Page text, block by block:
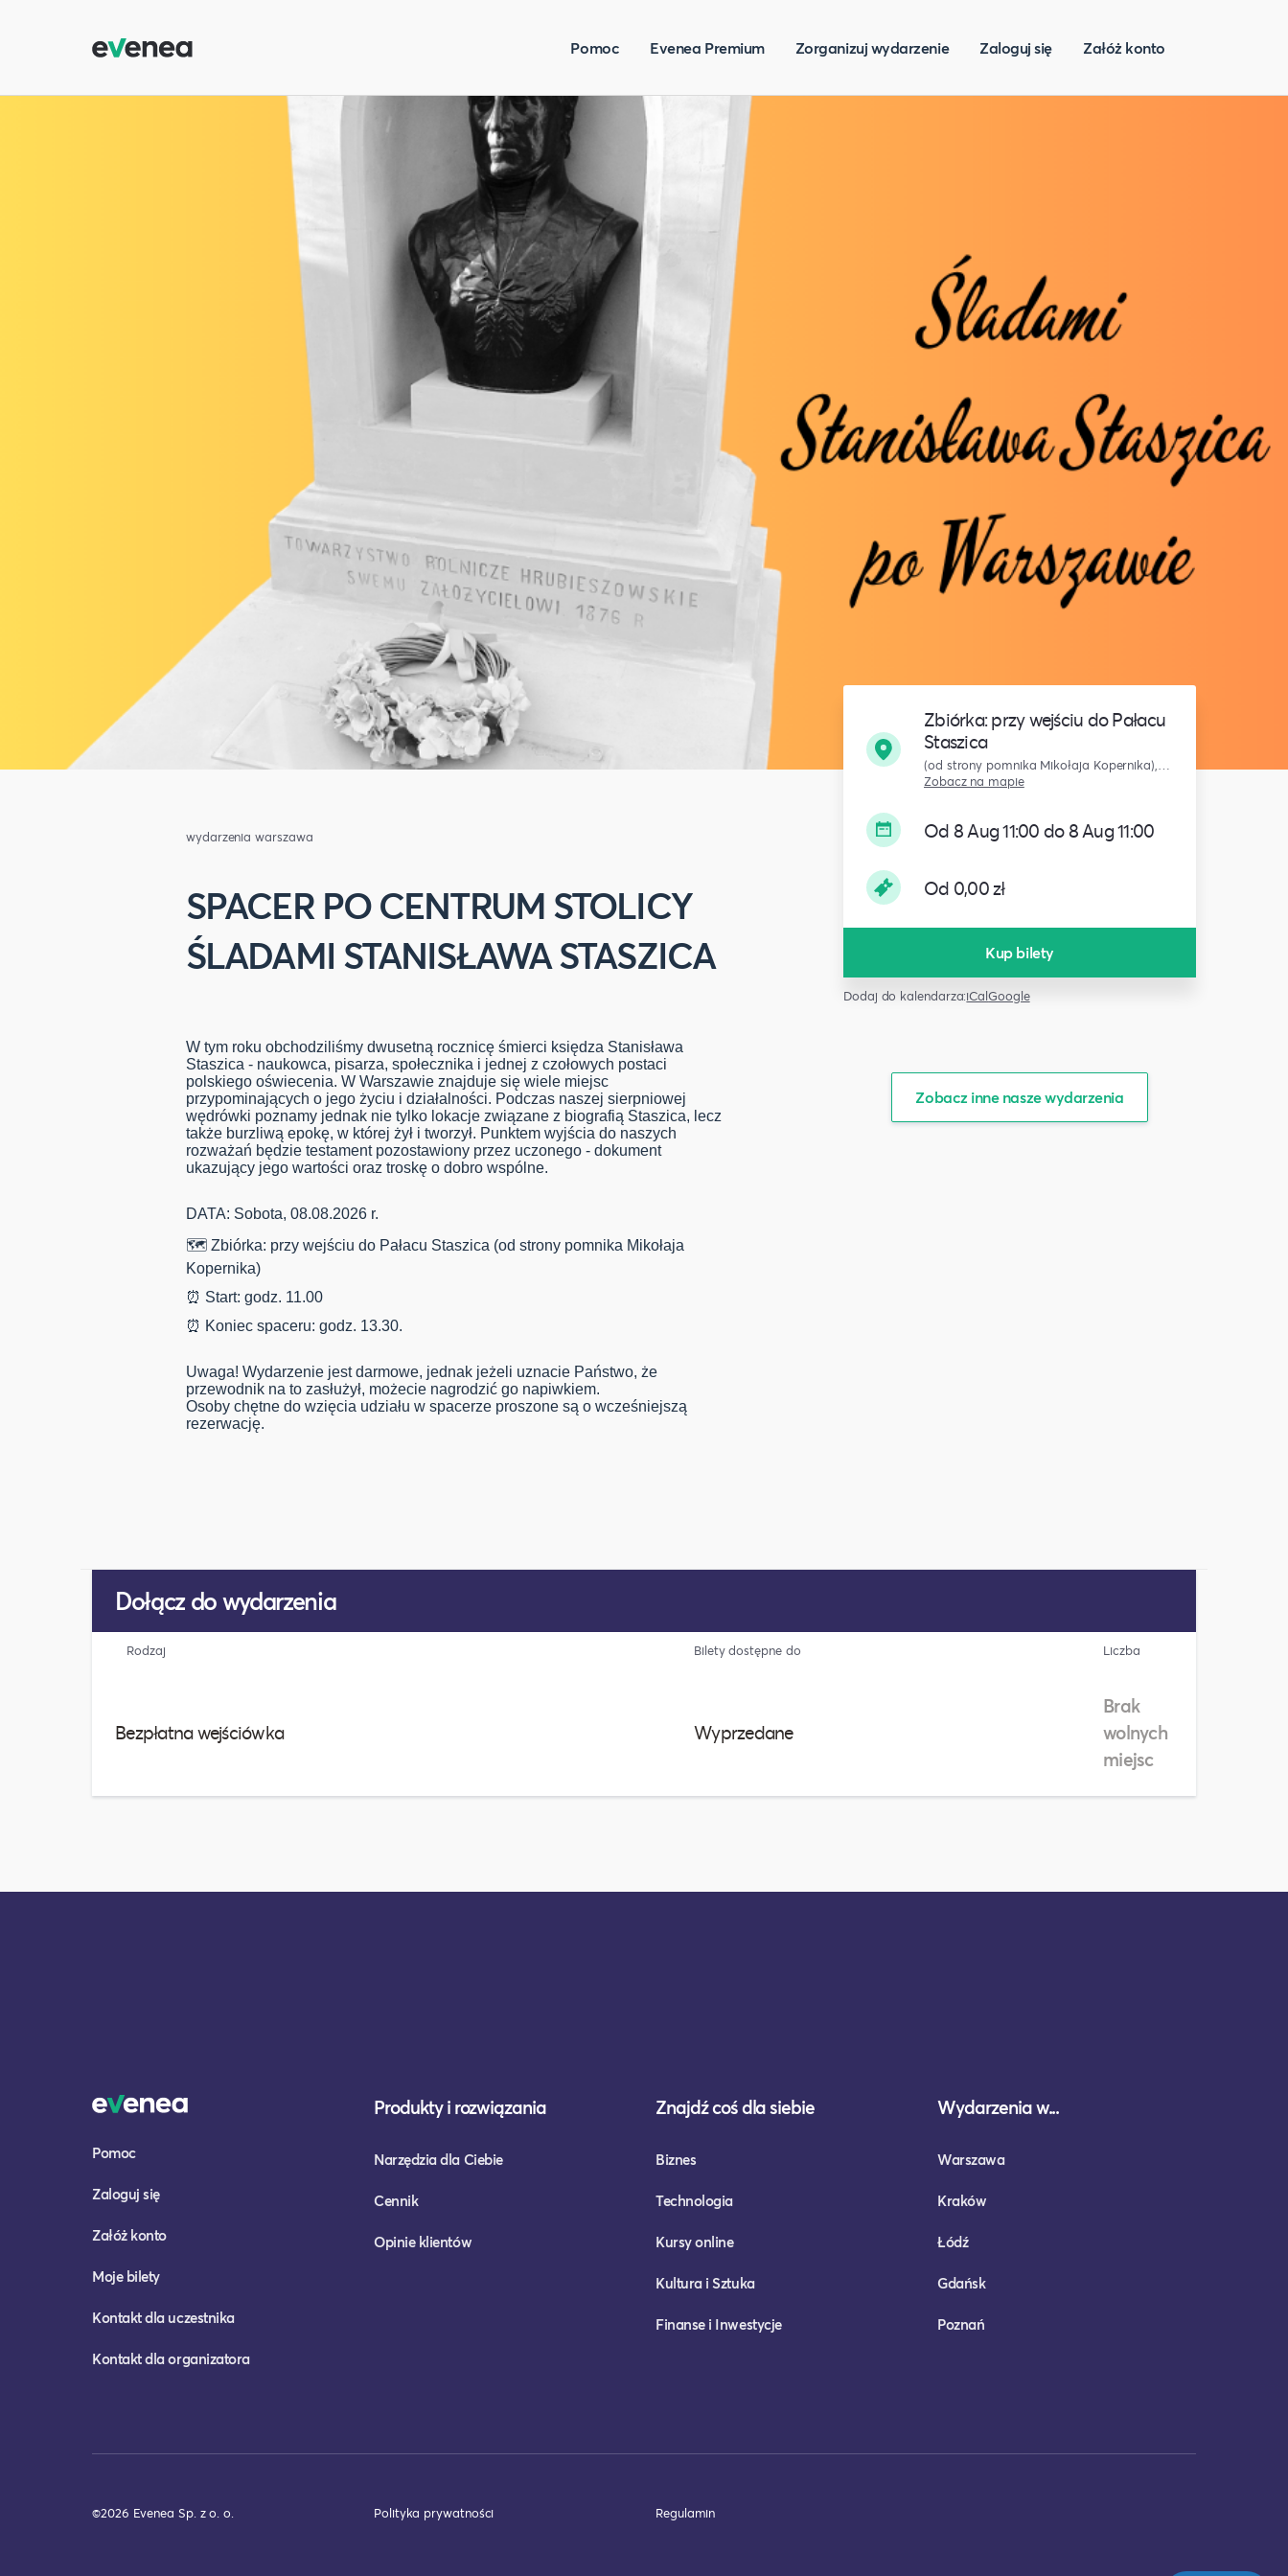
Pomoc Evenea Premium Zorganizuj wydarzenie Zaloguj się Załóż konto
wydarzenia warszawa
SPACER PO CENTRUM STOLICY
ŚLADAMI STANISŁAWA STASZICA
W tym roku obchodziliśmy dwusetną rocznicę śmierci księdza Stanisława
Staszica - naukowca, pisarza, społecznika i jednej z czołowych postaci
polskiego oświecenia. W Warszawie znajduje się wiele miejsc
przypominających o jego życiu i działalności. Podczas naszej sierpniowej
wędrówki poznamy jednak nie tylko lokacje związane z biografią Staszica, lecz
także burzliwą epokę, w której żył i tworzył. Punktem wyjścia do naszych
rozważań będzie testament pozostawiony przez uczonego - dokument
ukazujący jego wartości oraz troskę o dobro wspólne.
DATA: Sobota, 08.08.2026 r.
🗺 Zbiórka: przy wejściu do Pałacu Staszica (od strony pomnika Mikołaja
Kopernika)
⏰ Start: godz. 11.00
⏰ Koniec spaceru: godz. 13.30.
Uwaga! Wydarzenie jest darmowe, jednak jeżeli uznacie Państwo, że
przewodnik na to zasłużył, możecie nagrodzić go napiwkiem.
Osoby chętne do wzięcia udziału w spacerze proszone są o wcześniejszą
rezerwację.
Zbiórka: przy wejściu do Pałacu
Staszica
(od strony pomnika Mikołaja Kopernika), Warszawa
Zobacz na mapie
Od 8 Aug 11:00 do 8 Aug 11:00
Od 0,00 zł
Kup bilety
Dodaj do kalendarza:iCalGoogle
Zobacz inne nasze wydarzenia
Dołącz do wydarzenia
Rodzaj Bilety dostępne do Liczba
Bezpłatna wejściówka Wyprzedane
Brak
wolnych
miejsc
Pomoc
Zaloguj się
Załóż konto
Moje bilety
Kontakt dla uczestnika
Kontakt dla organizatora
Produkty i rozwiązania
Narzędzia dla Ciebie
Cennik
Opinie klientów
Znajdź coś dla siebie
Biznes
Technologia
Kursy online
Kultura i Sztuka
Finanse i Inwestycje
Wydarzenia w...
Warszawa
Kraków
Łódź
Gdańsk
Poznań
©2026 Evenea Sp. z o. o. Polityka prywatności Regulamin